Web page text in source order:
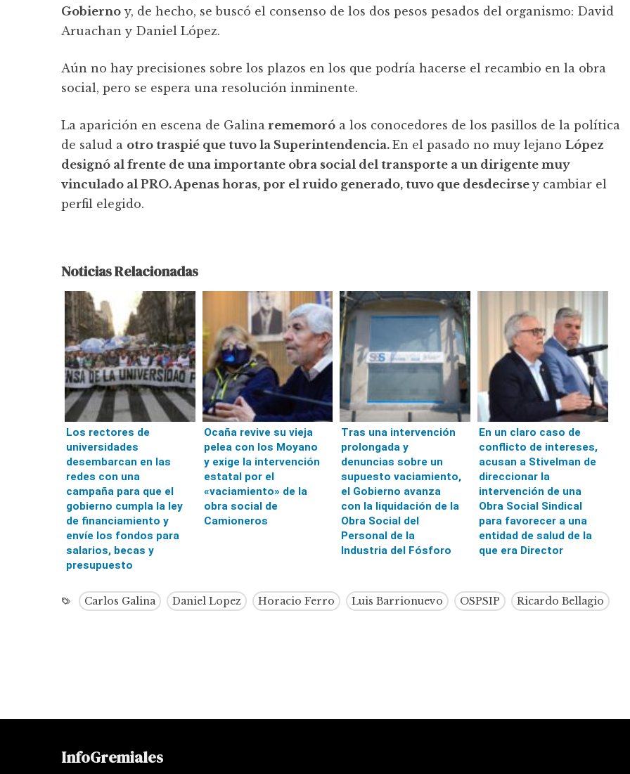
Gobierno y, de hecho, se buscó el consenso de los dos pesos pesados del organismo: David
Aruachan y Daniel López.
Aún no hay precisiones sobre los plazos en los que podría hacerse el recambio en la obra
social, pero se espera una resolución inminente.
La aparición en escena de Galina rememoró a los conocedores de los pasillos de la política
de salud a otro traspié que tuvo la Superintendencia. En el pasado no muy lejano López
designó al frente de una importante obra social del transporte a un dirigente muy
vinculado al PRO. Apenas horas, por el ruido generado, tuvo que desdecirse y cambiar el
perfil elegido.
Noticias Relacionadas
Los rectores de
universidades
desembarcan en las
redes con una
campaña para que el
gobierno cumpla la ley
de financiamiento y
envíe los fondos para
salarios, becas y
presupuesto
Ocaña revive su vieja
pelea con los Moyano
y exige la intervención
estatal por el
«vaciamiento» de la
obra social de
Camioneros
Tras una intervención
prolongada y
denuncias sobre un
supuesto vaciamiento,
el Gobierno avanza
con la liquidación de la
Obra Social del
Personal de la
Industria del Fósforo
En un claro caso de
conflicto de intereses,
acusan a Stivelman de
direccionar la
intervención de una
Obra Social Sindical
para favorecer a una
entidad de salud de la
que era Director
Carlos Galina Daniel Lopez Horacio Ferro Luis Barrionuevo OSPSIP Ricardo Bellagio
InfoGremiales